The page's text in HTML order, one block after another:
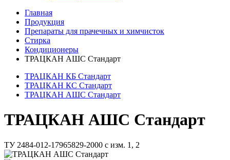
Главная
Продукция
Препараты для прачечных и химчисток
Стирка
Кондиционеры
ТРАЦКАН АШС Стандарт
ТРАЦКАН КБ Стандарт
ТРАЦКАН КС Стандарт
ТРАЦКАН АШС Стандарт
ТРАЦКАН АШС Стандарт
ТУ 2484-012-17965829-2000 с изм. 1, 2